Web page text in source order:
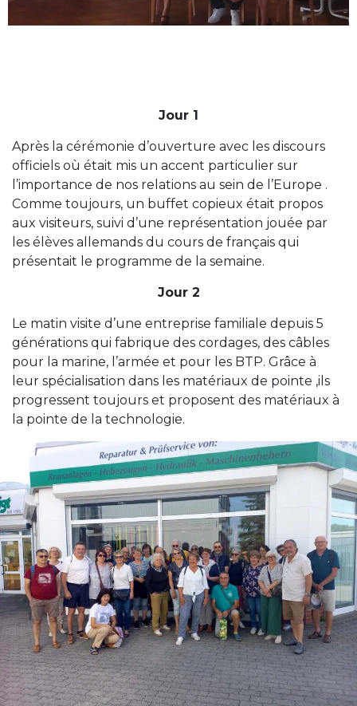
Jour 1
Après la cérémonie d’ouverture avec les discours
officiels où était mis un accent particulier sur
l’importance de nos relations au sein de l’Europe .
Comme toujours, un buffet copieux était propos
aux visiteurs, suivi d’une représentation jouée par
les élèves allemands du cours de français qui
présentait le programme de la semaine.
Jour 2
Le matin visite d’une entreprise familiale depuis 5
générations qui fabrique des cordages, des câbles
pour la marine, l’armée et pour les BTP. Grâce à
leur spécialisation dans les matériaux de pointe ,ils
progressent toujours et proposent des matériaux à
la pointe de la technologie.